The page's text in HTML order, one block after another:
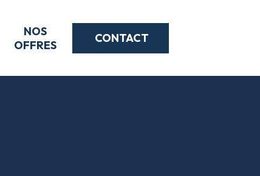
NOS
OFFRES
CONTACT